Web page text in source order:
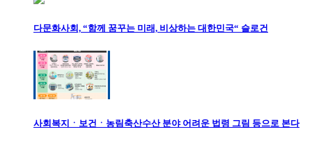
다문화사회, “함께 꿈꾸는 미래, 비상하는 대한민국“ 슬로건
사회복지ㆍ보건ㆍ농림축산수산 분야 어려운 법령 그림 등으로 본다